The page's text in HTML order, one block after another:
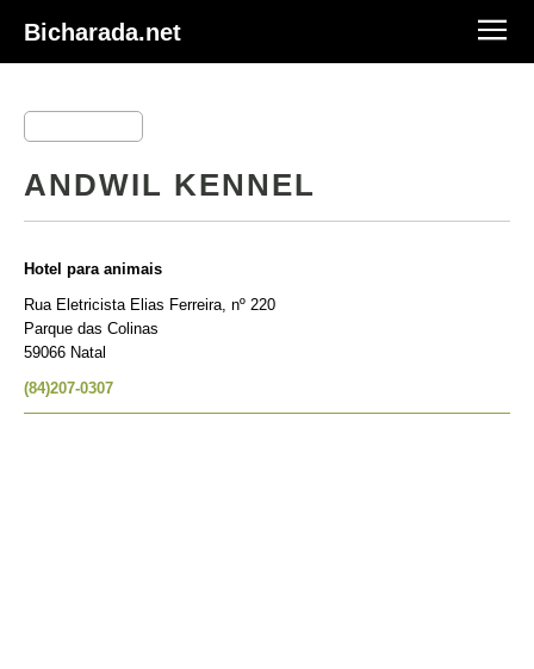
Bicharada.net
ANDWIL KENNEL
Hotel para animais
Rua Eletricista Elias Ferreira, nº 220
Parque das Colinas
59066 Natal
(84)207-0307